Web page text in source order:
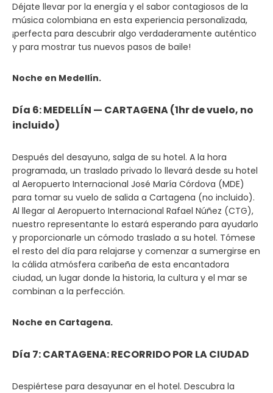
Déjate llevar por la energía y el sabor contagiosos de la
música colombiana en esta experiencia personalizada,
¡perfecta para descubrir algo verdaderamente auténtico
y para mostrar tus nuevos pasos de baile!
Noche en Medellín.
Día 6: MEDELLÍN — CARTAGENA (1hr de vuelo, no
incluido)
Después del desayuno, salga de su hotel. A la hora
programada, un traslado privado lo llevará desde su hotel
al Aeropuerto Internacional José María Córdova (MDE)
para tomar su vuelo de salida a Cartagena (no incluido).
Al llegar al Aeropuerto Internacional Rafael Núñez (CTG),
nuestro representante lo estará esperando para ayudarlo
y proporcionarle un cómodo traslado a su hotel. Tómese
el resto del día para relajarse y comenzar a sumergirse en
la cálida atmósfera caribeña de esta encantadora
ciudad, un lugar donde la historia, la cultura y el mar se
combinan a la perfección.
Noche en Cartagena.
Día 7: CARTAGENA: RECORRIDO POR LA CIUDAD
Despiértese para desayunar en el hotel. Descubra la